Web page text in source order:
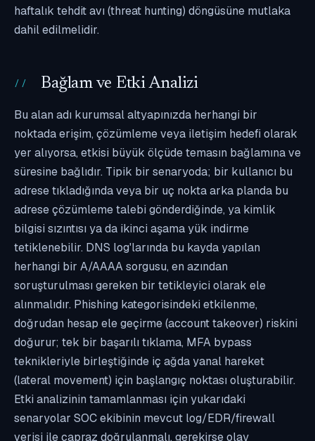
haftalık tehdit avı (threat hunting) döngüsüne mutlaka
dahil edilmelidir.
Bağlam ve Etki Analizi
Bu alan adı kurumsal altyapınızda herhangi bir
noktada erişim, çözümleme veya iletişim hedefi olarak
yer alıyorsa, etkisi büyük ölçüde temasın bağlamına ve
süresine bağlıdır. Tipik bir senaryoda; bir kullanıcı bu
adrese tıkladığında veya bir uç nokta arka planda bu
adrese çözümleme talebi gönderdiğinde, ya kimlik
bilgisi sızıntısı ya da ikinci aşama yük indirme
tetiklenebilir. DNS log'larında bu kayda yapılan
herhangi bir A/AAAA sorgusu, en azından
soruşturulması gereken bir tetikleyici olarak ele
alınmalıdır. Phishing kategorisindeki etkilenme,
doğrudan hesap ele geçirme (account takeover) riskini
doğurur; tek bir başarılı tıklama, MFA bypass
teknikleriyle birleştiğinde iç ağda yanal hareket
(lateral movement) için başlangıç noktası oluşturabilir.
Etki analizinin tamamlanması için yukarıdaki
senaryolar SOC ekibinin mevcut log/EDR/firewall
verisi ile çapraz doğrulanmalı, gerekirse olay